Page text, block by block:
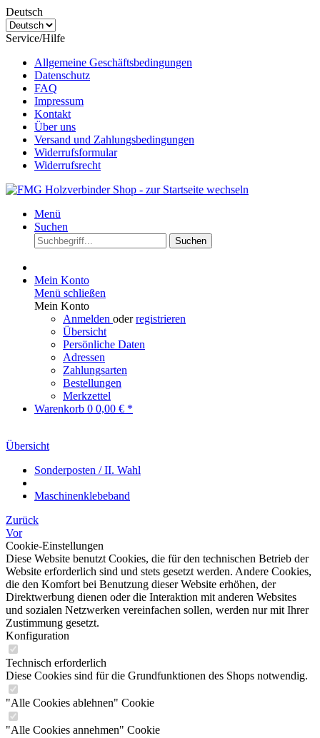
Deutsch
Service/Hilfe
Allgemeine Geschäftsbedingungen
Datenschutz
FAQ
Impressum
Kontakt
Über uns
Versand und Zahlungsbedingungen
Widerrufsformular
Widerrufsrecht
Menü
Suchen
Suchen
Mein Konto
Menü schließen
Mein Konto
Anmelden oderregistrieren
Übersicht
Persönliche Daten
Adressen
Zahlungsarten
Bestellungen
Merkzettel
Warenkorb 0 0,00 € *
Übersicht
Sonderposten / II. Wahl
Maschinenklebeband
Zurück
Vor
Cookie-Einstellungen
Diese Website benutzt Cookies, die für den technischen Betrieb der
Website erforderlich sind und stets gesetzt werden. Andere Cookies,
die den Komfort bei Benutzung dieser Website erhöhen, der
Direktwerbung dienen oder die Interaktion mit anderen Websites
und sozialen Netzwerken vereinfachen sollen, werden nur mit Ihrer
Zustimmung gesetzt.
Konfiguration
Technisch erforderlich
Diese Cookies sind für die Grundfunktionen des Shops notwendig.
"Alle Cookies ablehnen" Cookie
"Alle Cookies annehmen" Cookie